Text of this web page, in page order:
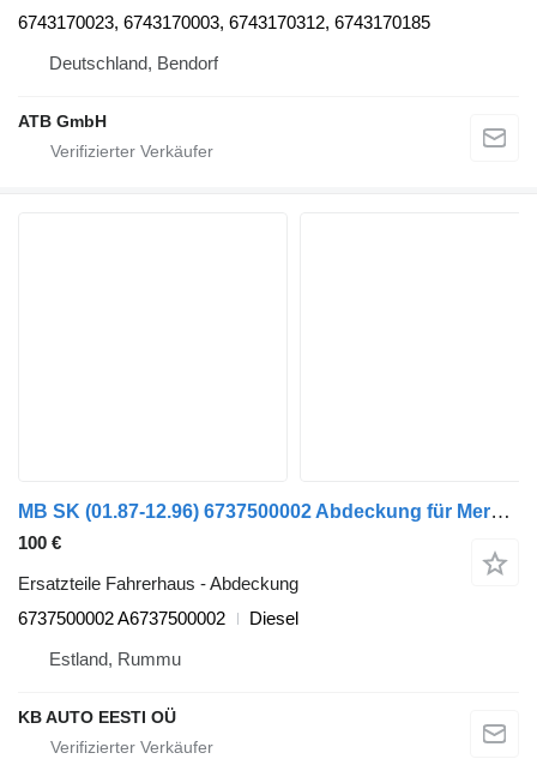
6743170023, 6743170003, 6743170312, 6743170185
Deutschland, Bendorf
ATB GmbH
MB SK (01.87-12.96) 6737500002 Abdeckung für Mercedes-Benz SK, LK, LN2 (1984-1998) LKW
100 €
Ersatzteile Fahrerhaus - Abdeckung
6737500002 A6737500002
Diesel
Estland, Rummu
KB AUTO EESTI OÜ